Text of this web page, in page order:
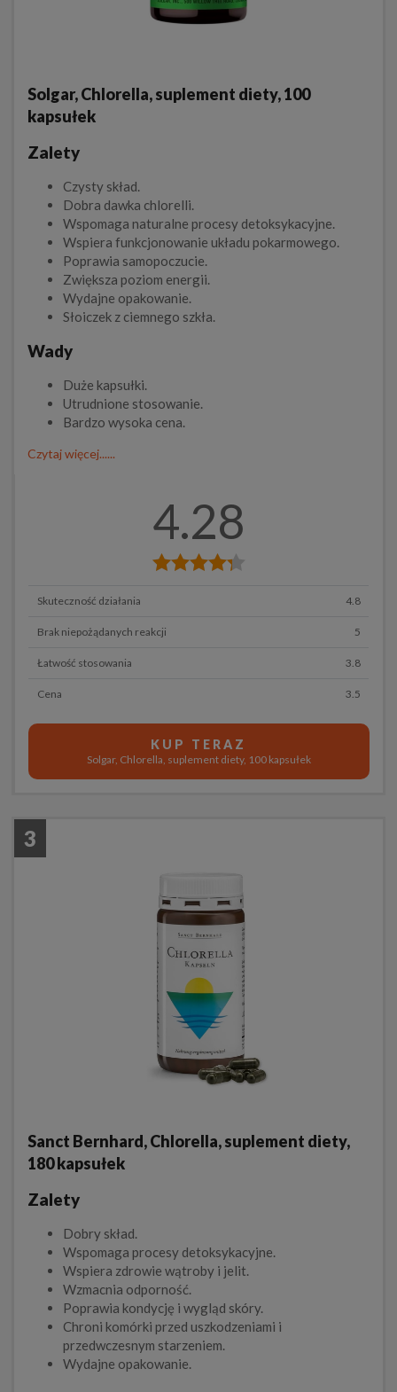
Solgar, Chlorella, suplement diety, 100
kapsułek
Zalety
Czysty skład.
Dobra dawka chlorelli.
Wspomaga naturalne procesy detoksykacyjne.
Wspiera funkcjonowanie układu pokarmowego.
Poprawia samopoczucie.
Zwiększa poziom energii.
Wydajne opakowanie.
Słoiczek z ciemnego szkła.
Wady
Duże kapsułki.
Utrudnione stosowanie.
Bardzo wysoka cena.
Czytaj więcej......
4.28
Skuteczność działania 4.8
Brak niepożądanych reakcji 5
Łatwość stosowania 3.8
Cena 3.5
KUP TERAZ
Solgar, Chlorella, suplement diety, 100 kapsułek
3
Sanct Bernhard, Chlorella, suplement diety,
180 kapsułek
Zalety
Dobry skład.
Wspomaga procesy detoksykacyjne.
Wspiera zdrowie wątroby i jelit.
Wzmacnia odporność.
Poprawia kondycję i wygląd skóry.
Chroni komórki przed uszkodzeniami i
przedwczesnym starzeniem.
Wydajne opakowanie.